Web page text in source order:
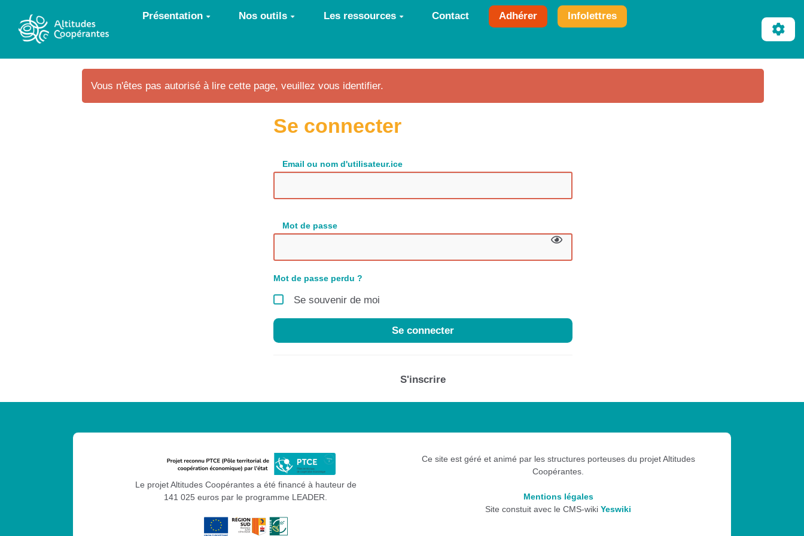
Aller au contenu principal Présentation Nos outils Les ressources Contact Adhérer Infolettres
Vous n'êtes pas autorisé à lire cette page, veuillez vous identifier.
Se connecter
Email ou nom d'utilisateur.ice
Mot de passe
Mot de passe perdu ?
Se souvenir de moi
Se connecter
S'inscrire
Le projet Altitudes Coopérantes a été financé à hauteur de
141 025 euros par le programme LEADER.
Ce site est géré et animé par les structures porteuses du projet Altitudes
Coopérantes.
Mentions légales
Site constuit avec le CMS-wikiYeswiki